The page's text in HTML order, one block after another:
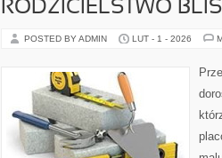
RODZICIELSTWO
POSTED BY ADMIN LUT - 1 - 2026